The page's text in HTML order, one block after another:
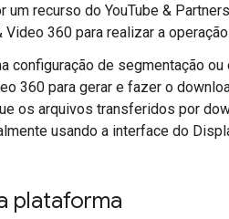
um recurso do YouTube &
360 para realizar a
configuração de segmentação
360 para gerar e fazer o
os arquivos transferidos por
usando a interface do
plataforma